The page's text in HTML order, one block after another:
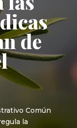
de
Común
la